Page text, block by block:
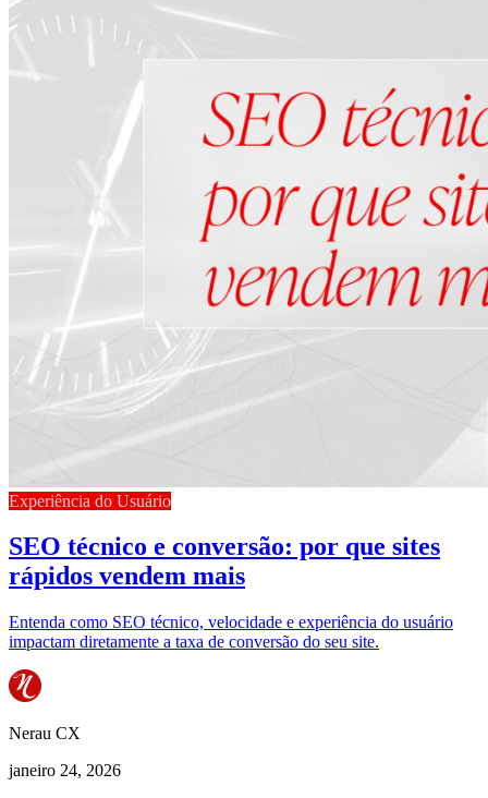
Experiência do Usuário
SEO técnico e conversão: por que sites
rápidos vendem mais
Entenda como SEO técnico, velocidade e experiência do usuário
impactam diretamente a taxa de conversão do seu site.
Nerau CX
janeiro 24, 2026